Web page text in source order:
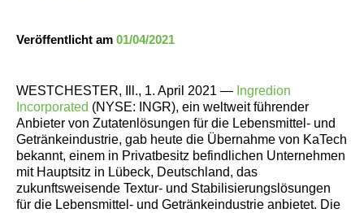
Veröffentlicht am 01/04/2021
WESTCHESTER, Ill., 1. April 2021 — Ingredion
Incorporated (NYSE: INGR), ein weltweit führender
Anbieter von Zutatenlösungen für die Lebensmittel- und
Getränkeindustrie, gab heute die Übernahme von KaTech
bekannt, einem in Privatbesitz befindlichen Unternehmen
mit Hauptsitz in Lübeck, Deutschland, das
zukunftsweisende Textur- und Stabilisierungslösungen
für die Lebensmittel- und Getränkeindustrie anbietet. Die